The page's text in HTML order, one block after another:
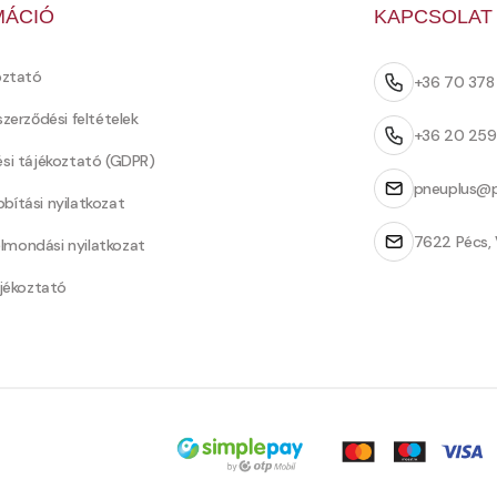
feltételek
tájékoztató (GDPR)
nyilatkozat
nyilatkozat
KAPCSOLAT
+36 70
+36 20
7622 Pécs,